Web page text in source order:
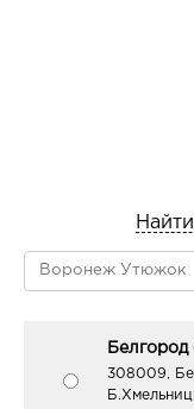
Белгород
308009,